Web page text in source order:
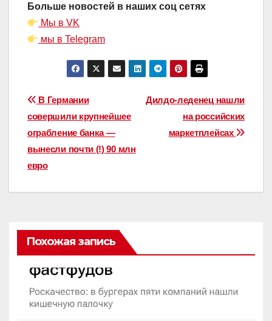
Больше новостей в наших соц сетях
Мы в VK
мы в Telegram
Навигация
по
записям
Дилдо-леденец нашли
на российских
маркетплейсах
В Германии
совершили крупнейшее
ограбление банка —
вынесли почти (!) 90 млн
евро
Похожая запись